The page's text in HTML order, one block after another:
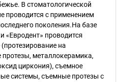
В стоматологической
проводится с применением
поколения.На базе
«Евродент» проводится
на
металлокерамика,
циркония), съемное
системы, съемные протезы с